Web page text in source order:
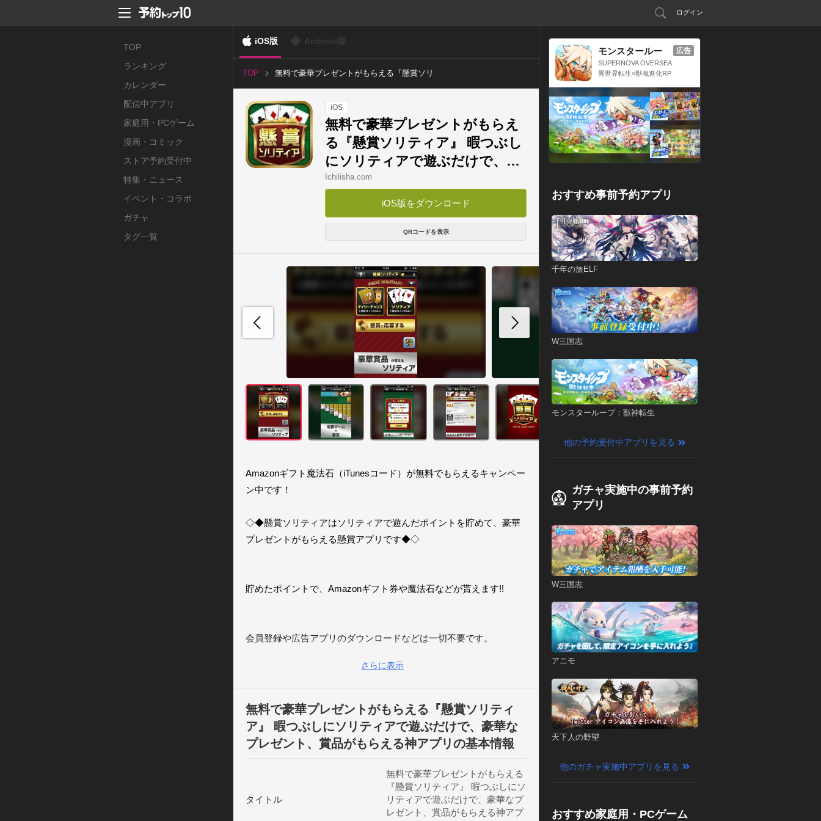
ログイン
TOP
ランキング
カレンダー
配信中アプリ
家庭用・PCゲーム
漫画・コミック
ストア予約受付中
特集・ニュース
イベント・コラボ
ガチャ
タグ一覧
iOS版
TOP
無料で豪華プレゼントがもらえる『懸賞ソリ
プリ
iOS
無料で豪華プレゼントがもらえ
る『懸賞ソリティア』 暇つぶし
にソリティアで遊ぶだけで、豪
華なプレゼント、賞品がもらえ
る神アプリ
Ichilisha.com
iOS版をダウンロード
QRコードを表示
Amazonギフト魔法石（iTunesコード）が無料でもらえるキャンペー
ン中です！
◇◆懸賞ソリティアはソリティアで遊んだポイントを貯めて、豪華
プレゼントがもらえる懸賞アプリです◆◇
貯めたポイントで、Amazonギフト券や魔法石などが貰えます!!
会員登録や広告アプリのダウンロードなどは一切不要です。
GETできます。
・無料で遊べるソリティアをクリアすると懸賞に応募できるコイン
・面倒な会員登録や広告アプリのダウンロード不要!!
さらに表示
無料で豪華プレゼントがもらえる『懸賞ソリティ
ア』 暇つぶしにソリティアで遊ぶだけで、豪華な
プレゼント、賞品がもらえる神アプリの基本情報
タイトル
無料で豪華プレゼントがもらえる
『懸賞ソリティア』 暇つぶしにソ
リティアで遊ぶだけで、豪華なプ
レゼント、賞品がもらえる神アプ
モンスタールー
プ：獣神転生
SUPERNOVA OVERSEA
S LIMITED
異世界転生×獣魂進化RP
広告
おすすめ事前予約アプリ
千年の旅ELF
W三国志
モンスターループ：獣神転生
他の予約受付中アプリを見る
ガチャ実施中の事前予約
アプリ
W三国志
アニモ
天下人の野望
他のガチャ実施中アプリを見る
おすすめ家庭用・PCゲーム